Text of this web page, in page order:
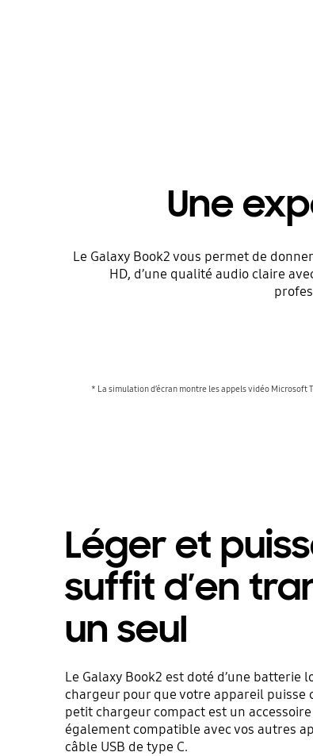
Une
Le Galaxy Book2 vous permet de
HD, d’une qualité audio claire
* La simulation d’écran montre les appels vidéo
Léger et
suffit d’en
un seul
Le Galaxy Book2 est doté d’une batterie
chargeur pour que votre appareil puisse
petit chargeur compact est un
également compatible avec vos autres
câble USB de type C.